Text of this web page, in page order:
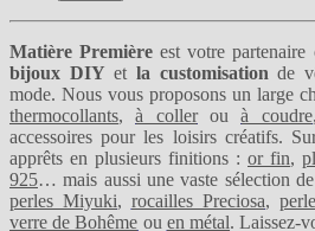
Matière Première est votre partenaire
bijoux DIY etla customisation de
mode. Nous vous proposons un large
thermocollants,à collerouà coudre
accessoires pour les loisirs créatifs.
apprêts en plusieurs finitions : or fin,
925… mais aussi une vaste sélection
perles Miyuki, rocailles Preciosa,
verre de Bohême ou en métal. Laissez-